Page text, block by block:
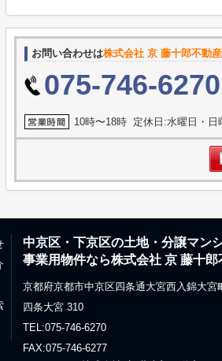
お問い合わせは株式会社 京 藤十郎不動産
075-746-6270
10時〜18時 定休日:水曜日・
中京区・下京区の土地・分譲マン
事業用物件なら株式会社 京 藤十郎
京都府京都市中京区四条通大宮西入錦大宮
四条大宮 310
TEL:075-746-6270
FAX:075-746-6277